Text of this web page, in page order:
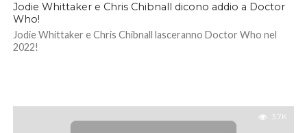
Jodie Whittaker e Chris Chibnall dicono addio a Doctor
Who!
Jodie Whittaker e Chris Chibnall lasceranno Doctor Who nel
2022!
3.7K